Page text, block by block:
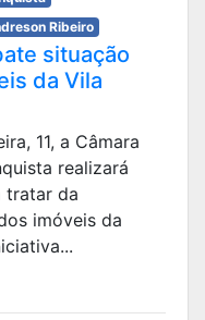
Ribeiro
situação
da Vila
11, a Câmara
realizará
tratar da
imóveis da